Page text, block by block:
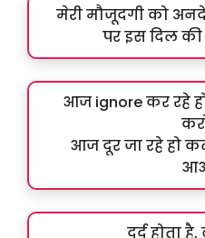
मेरी मौजूदगी को
पर इस दिल
आज ignore कर रहे
आज दूर जा रहे हो
दर्द होता